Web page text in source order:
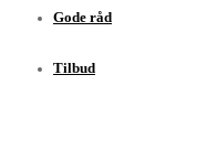
Gode råd
Tilbud